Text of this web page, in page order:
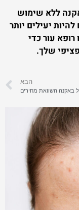
ללא שימוש
יעילים יותר
עור כדי
שלך.
הבא
באקנה השוואת מחירים